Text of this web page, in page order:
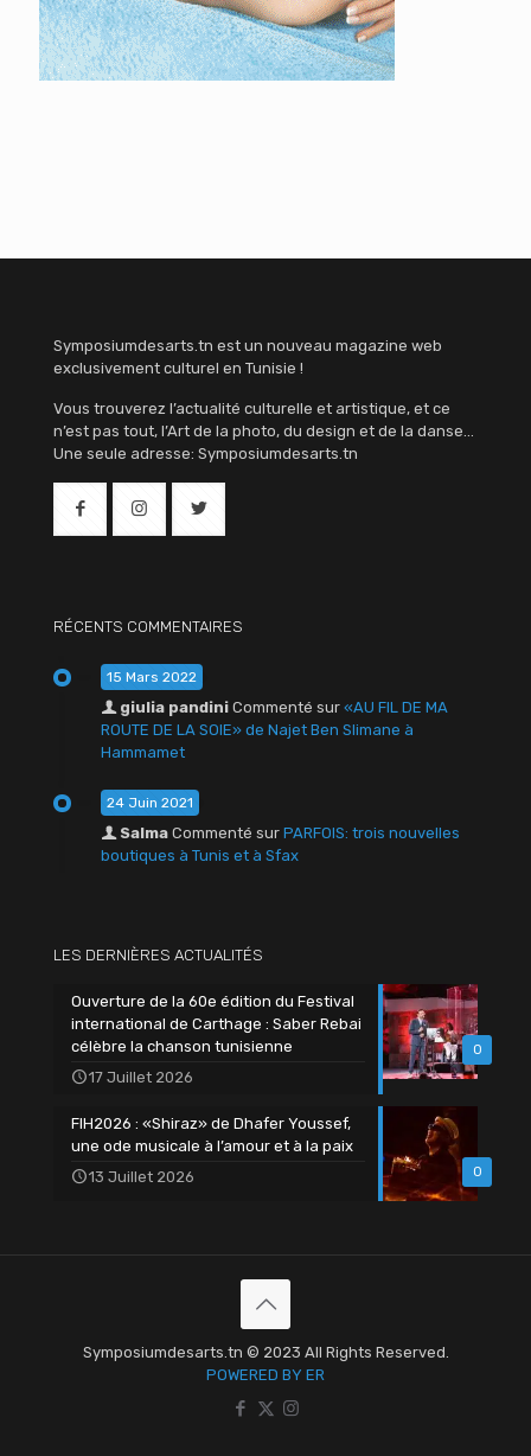
Symposiumdesarts.tn est un nouveau magazine web
exclusivement culturel en Tunisie !
Vous trouverez l’actualité culturelle et artistique, et ce
n’est pas tout, l’Art de la photo, du design et de la danse…
Une seule adresse: Symposiumdesarts.tn
RÉCENTS COMMENTAIRES
15 Mars 2022
giulia pandini Commenté sur «AU FIL DE MA
ROUTE DE LA SOIE» de Najet Ben Slimane à
Hammamet
24 Juin 2021
Salma Commenté sur PARFOIS: trois nouvelles
boutiques à Tunis et à Sfax
LES DERNIÈRES ACTUALITÉS
0
Ouverture de la 60e édition du Festival
international de Carthage : Saber Rebai
célèbre la chanson tunisienne
17 Juillet 2026
0
FIH2026 : «Shiraz» de Dhafer Youssef,
une ode musicale à l’amour et à la paix
13 Juillet 2026
Symposiumdesarts.tn © 2023 All Rights Reserved.
POWERED BY ER